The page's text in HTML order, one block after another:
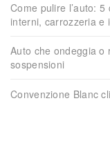
Come pulire l’auto:
interni, carrozzeria e
Auto che ondeggia o
sospensioni
Convenzione Blanc